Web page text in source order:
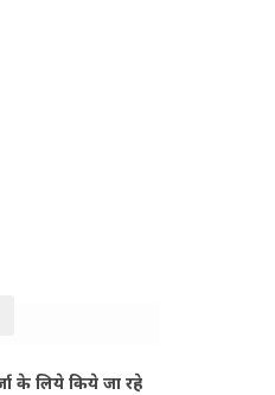
के लिये किये जा रहे